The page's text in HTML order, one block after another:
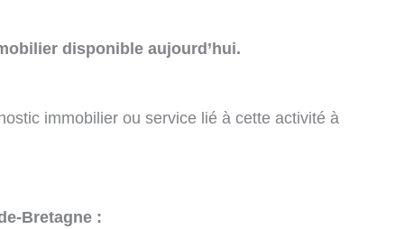
disponible aujourd’hui.
immobilier ou service lié à cette activité à
Bretagne :